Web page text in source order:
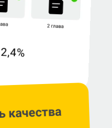
качества